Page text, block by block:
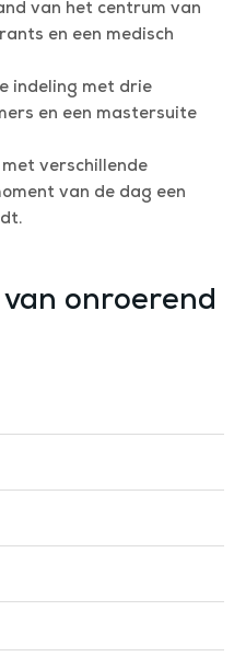
van het centrum van
en een medisch
indeling met drie
en een mastersuite
verschillende
van de dag een
onroerend